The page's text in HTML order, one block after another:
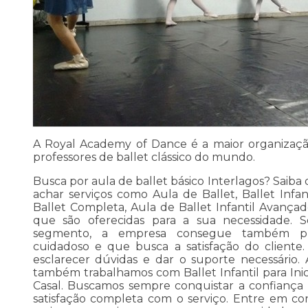
A Royal Academy of Dance é a maior
professores de ballet clássico do mundo.
Busca por aula de ballet básico Interlagos?
achar serviços como Aula de Ballet, Ballet
Ballet Completa, Aula de Ballet Infantil
que são oferecidas para a sua necessidade.
segmento, a empresa consegue também
cuidadoso e que busca a satisfação do cliente.
esclarecer dúvidas e dar o suporte
também trabalhamos com Ballet Infantil para
Casal. Buscamos sempre conquistar a
satisfação completa com o serviço. Entre em